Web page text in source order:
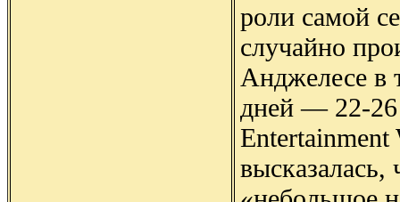
роли самой
случайно
Анджелесе в
дней — 22-26
Entertainment
высказалась,